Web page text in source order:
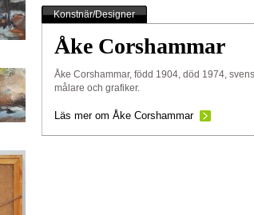
Konstnär/Designer
Åke Corshammar
Åke Corshammar, född 1904, död 1974,
målare och grafiker.
Läs mer om Åke Corshammar